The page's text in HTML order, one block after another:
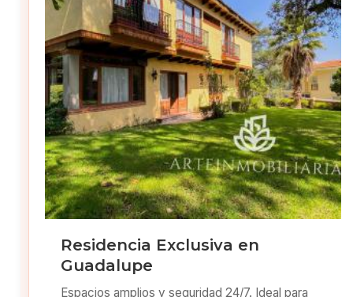
Residencia Exclusiva en
Guadalupe
Espacios amplios y seguridad 24/7. Ideal para